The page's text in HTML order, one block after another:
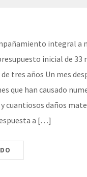
integral a
inicial de 33
tres años Un mes
que han causado
y cuantiosos daños
a […]